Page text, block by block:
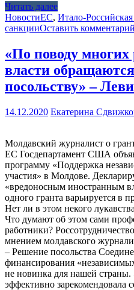
Читать далее
НовостиЕС, Итало-Российская
санкцииОставить комментарий
«По поводу
власти
посольству» –
14.12.2020 Екатерина
Молдавский журналист о
ЕС Госдепартамент США
программу «Поддержка
участия» в Молдове.
«вредоносным иностранным
одного гранта варьируется в
Нет ли в этом некого
Что думают об этом сами
работники?
мнением молдавского
– Решение посольства
финансирования
не новинка для нашей страны.
эффективно зарекомендовала